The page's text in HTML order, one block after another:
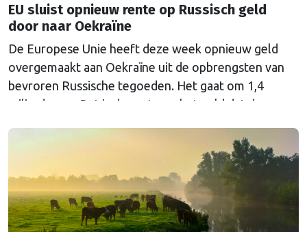
EU sluist opnieuw rente op Russisch geld
door naar Oekraïne
De Europese Unie heeft deze week opnieuw geld
overgemaakt aan Oekraïne uit de opbrengsten van
bevroren Russische tegoeden. Het gaat om 1,4
miljard euro. Dat is de rente op het geld dat de
Euroclear parkeerde. De EU bevroor dat geld na de
Continued